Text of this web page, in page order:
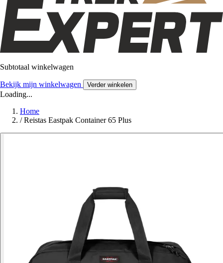
Subtotaal winkelwagen
Bekijk mijn winkelwagen Verder winkelen
Loading...
Home
/ Reistas Eastpak Container 65 Plus